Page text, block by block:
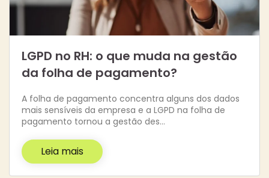
LGPD no RH: o que muda na gestão
da folha de pagamento?
A folha de pagamento concentra alguns dos dados
mais sensíveis da empresa e a LGPD na folha de
pagamento tornou a gestão des…
Leia mais